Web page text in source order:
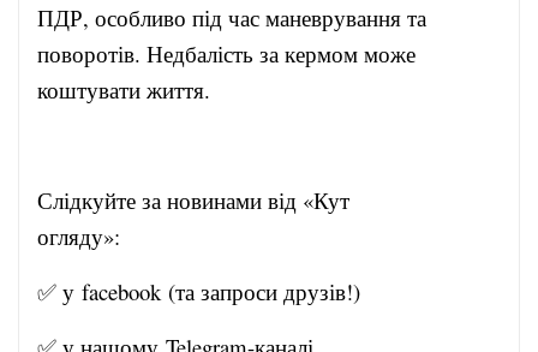
ПДР, особливо під час маневрування та
поворотів. Недбалість за кермом може
коштувати життя.
Слідкуйте за новинами від «Кут
огляду»:
✅ у facebook(та запроси друзів!)